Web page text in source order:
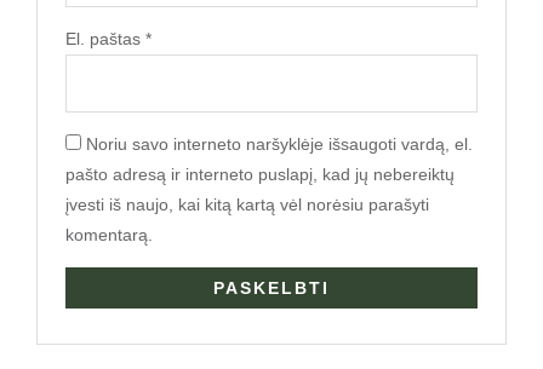
El. paštas*
Noriu savo interneto naršyklėje išsaugoti vardą, el.
pašto adresą ir interneto puslapį, kad jų nebereiktų
įvesti iš naujo, kai kitą kartą vėl norėsiu parašyti
komentarą.